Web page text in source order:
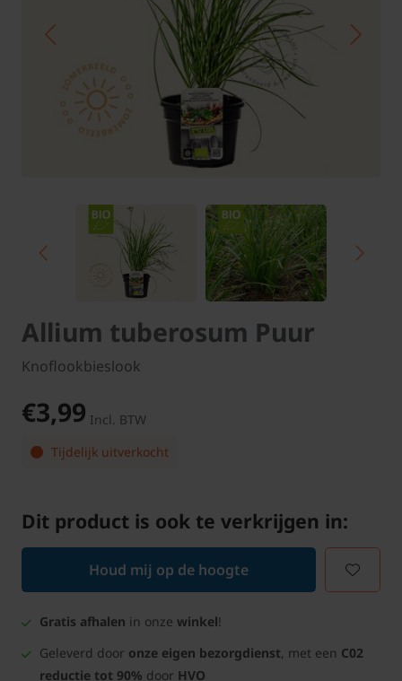
Allium tuberosum Puur
Knoflookbieslook
€3,99 Incl. BTW
Tijdelijk uitverkocht
Dit product is ook te verkrijgen in:
Houd mij op de hoogte
Gratis afhalen in onze winkel!
Geleverd door onze eigen bezorgdienst, met een C02
reductie tot 90% door HVO